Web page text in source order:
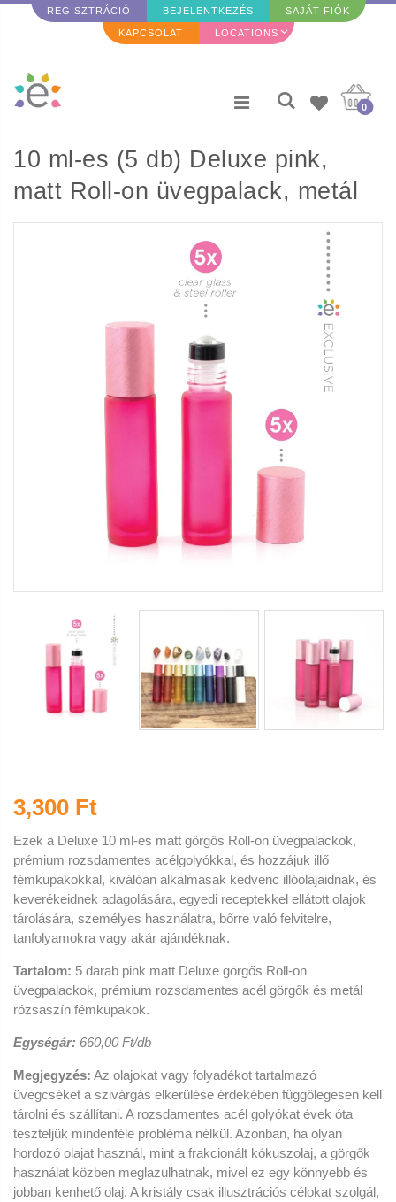
REGISZTRÁCIÓ BEJELENTKEZÉS SAJÁT FIÓK
KAPCSOLAT LOCATIONS
0
10 ml-es (5 db) Deluxe pink,
matt Roll-on üvegpalack, metál
rózsaszín fémkupakkal és
prémium görgőkkel
3,300 Ft
Ezek a Deluxe 10 ml-es matt görgős Roll-on üvegpalackok,
prémium rozsdamentes acélgolyókkal, és hozzájuk illő
fémkupakokkal, kiválóan alkalmasak kedvenc illóolajaidnak, és
keverékeidnek adagolására, egyedi receptekkel ellátott olajok
tárolására, személyes használatra, bőrre való felvitelre,
tanfolyamokra vagy akár ajándéknak.
Tartalom: 5 darab pink matt Deluxe görgős Roll-on
üvegpalackok, prémium rozsdamentes acél görgők és metál
rózsaszín fémkupakok.
Egységár: 660,00 Ft/db
Megjegyzés: Az olajokat vagy folyadékot tartalmazó
üvegcséket a szivárgás elkerülése érdekében függőlegesen kell
tárolni és szállítani. A rozsdamentes acél golyókat évek óta
teszteljük mindenféle probléma nélkül. Azonban, ha olyan
hordozó olajat használ, mint a frakcionált kókuszolaj, a görgők
használat közben meglazulhatnak, mivel ez egy könnyebb és
jobban kenhető olaj. A kristály csak illusztrációs célokat szolgál,